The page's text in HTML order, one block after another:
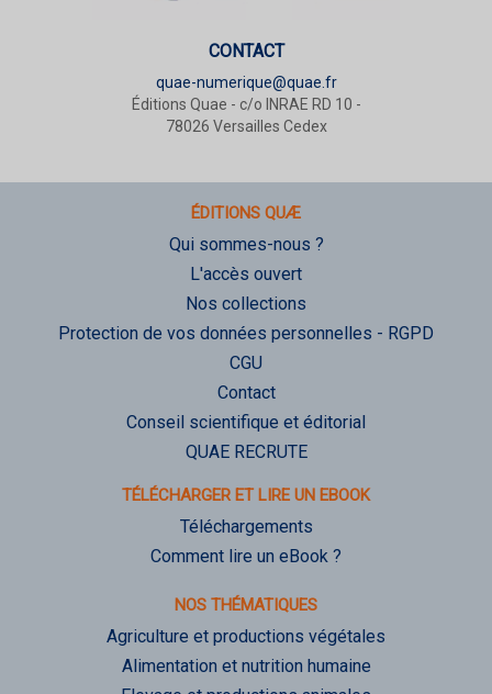
CONTACT
quae-numerique@quae.fr
Éditions Quae - c/o INRAE RD 10 -
78026 Versailles Cedex
ÉDITIONS QUÆ
Qui sommes-nous ?
L'accès ouvert
Nos collections
Protection de vos données personnelles - RGPD
CGU
Contact
Conseil scientifique et éditorial
QUAE RECRUTE
TÉLÉCHARGER ET LIRE UN EBOOK
Téléchargements
Comment lire un eBook ?
NOS THÉMATIQUES
Agriculture et productions végétales
Alimentation et nutrition humaine